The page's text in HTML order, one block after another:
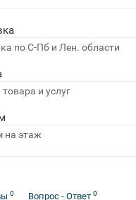
по С-Пб и Лен. области
и услуг
на этаж
0 Вопрос - Ответ 0